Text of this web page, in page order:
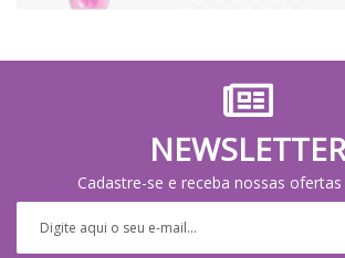
NEWSLETTER
Cadastre-se e receba nossas